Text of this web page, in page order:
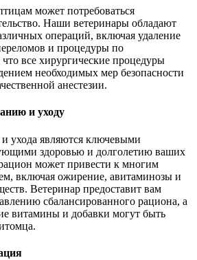
может потребоваться
Наши ветеринары обладают
операций, включая удаление
и процедуры по
все хирургические процедуры
необходимых мер безопасности
анестезии.
и уходу
ухода являются ключевыми
здоровью и долголетию ваших
может привести к многим
включая ожирение, авитаминозы и
Ветеринар предоставит вам
сбалансированного рациона, а
витамины и добавки могут быть